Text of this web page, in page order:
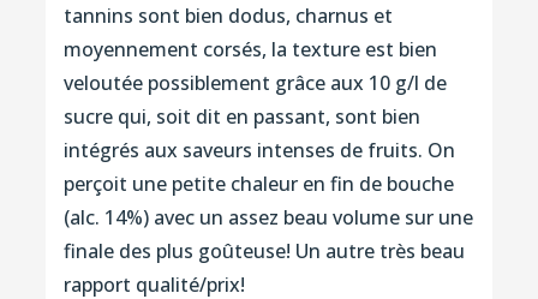
tannins sont bien dodus, charnus et
moyennement corsés, la texture est bien
veloutée possiblement grâce aux 10 g/l de
sucre qui, soit dit en passant, sont bien
intégrés aux saveurs intenses de fruits. On
perçoit une petite chaleur en fin de bouche
(alc. 14%) avec un assez beau volume sur une
finale des plus goûteuse! Un autre très beau
rapport qualité/prix!